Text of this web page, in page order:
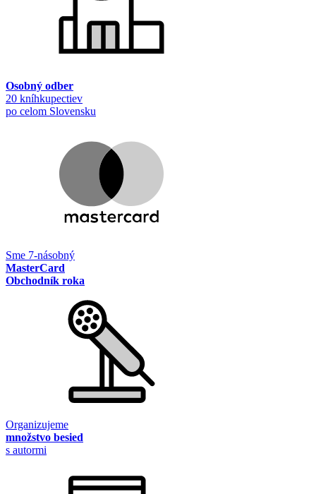
Osobný odber
20 kníhkupectiev
po celom Slovensku
Sme 7-násobný
MasterCard
Obchodník roka
Organizujeme
množstvo besied
s autormi